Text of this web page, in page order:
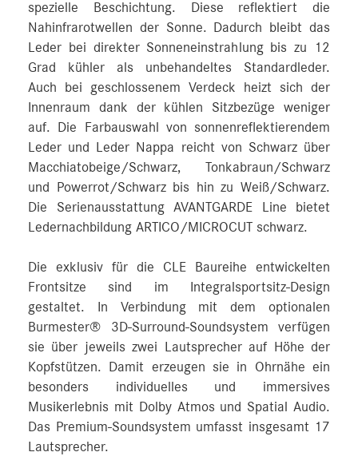
spezielle Beschichtung. Diese reflektiert die
Nahinfrarotwellen der Sonne. Dadurch bleibt das
Leder bei direkter Sonneneinstrahlung bis zu 12
Grad kühler als unbehandeltes Standardleder.
Auch bei geschlossenem Verdeck heizt sich der
Innenraum dank der kühlen Sitzbezüge weniger
auf. Die Farbauswahl von sonnenreflektierendem
Leder und Leder Nappa reicht von Schwarz über
Macchiatobeige/Schwarz, Tonkabraun/Schwarz
und Powerrot/Schwarz bis hin zu Weiß/Schwarz.
Die Serienausstattung AVANTGARDE Line bietet
Ledernachbildung ARTICO/MICROCUT schwarz.
Die exklusiv für die CLE Baureihe entwickelten
Frontsitze sind im Integralsportsitz-Design
gestaltet. In Verbindung mit dem optionalen
Burmester® 3D-Surround-Soundsystem verfügen
sie über jeweils zwei Lautsprecher auf Höhe der
Kopfstützen. Damit erzeugen sie in Ohrnähe ein
besonders individuelles und immersives
Musikerlebnis mit Dolby Atmos und Spatial Audio.
Das Premium-Soundsystem umfasst insgesamt 17
Lautsprecher.